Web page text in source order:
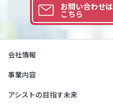
お問い合わせは
こちら
会社情報
事業内容
アシストの目指す未来